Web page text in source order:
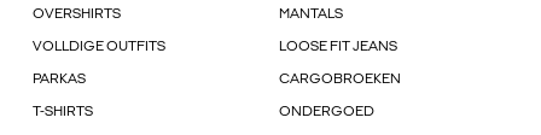
OVERSHIRTS MANTALS
VOLLDIGE OUTFITS LOOSE FIT JEANS
PARKAS CARGOBROEKEN
T-SHIRTS ONDERGOED